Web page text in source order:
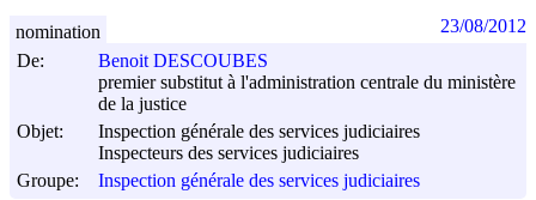
De:
Benoit DESCOUBES
premier substitut à l'administration centrale du ministère
de la justice
Objet:
Inspection générale des services judiciaires
Inspecteurs des services judiciaires
Groupe:
Inspection générale des services judiciaires
nomination 23/08/2012